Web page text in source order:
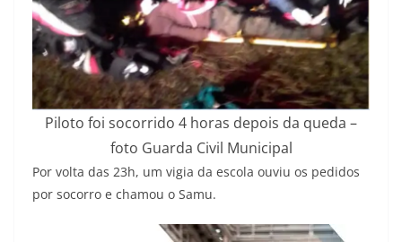
Piloto foi socorrido 4 horas depois da queda –
foto Guarda Civil Municipal
Por volta das 23h, um vigia da escola ouviu os pedidos
por socorro e chamou o Samu.